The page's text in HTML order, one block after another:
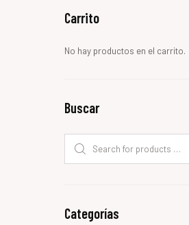
Carrito
No hay productos en el carrito.
Buscar
Categorías